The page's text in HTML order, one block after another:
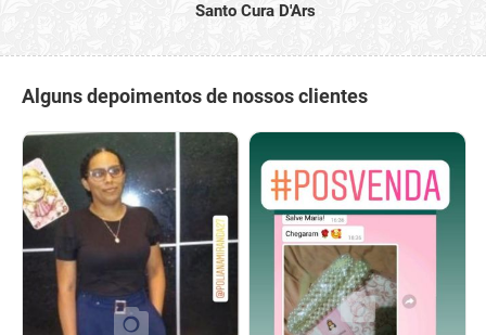
Santo Cura D'Ars
Alguns depoimentos de nossos clientes